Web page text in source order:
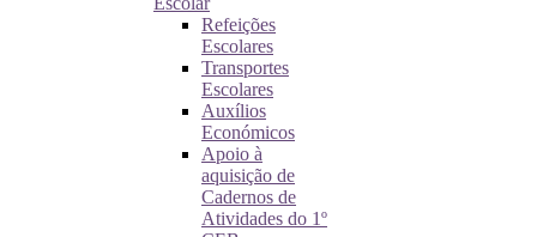
Refeições
Escolares
Transportes
Escolares
Auxílios
Económicos
Apoio à
aquisição de
Cadernos de
Atividades do 1º